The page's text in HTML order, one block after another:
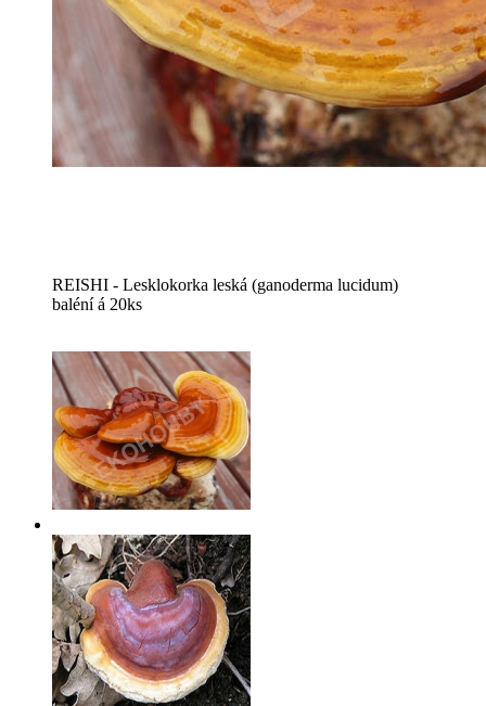
REISHI - Lesklokorka leská (ganoderma lucidum)
baléní á 20ks